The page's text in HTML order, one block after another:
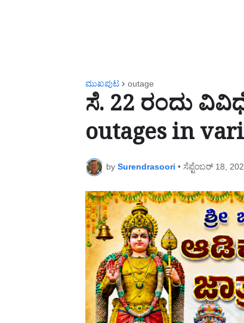
ಮುಖಪುಟ outage
ಸೆ. 22 ರಂದು
outages in
by Surendrasoori • ಸೆಪ್ಟೆಂಬರ್ 18,